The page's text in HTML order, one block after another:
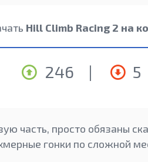
Hill Climb Racing 2 на
246 | 5
часть, просто обязаны
гонки по сложной